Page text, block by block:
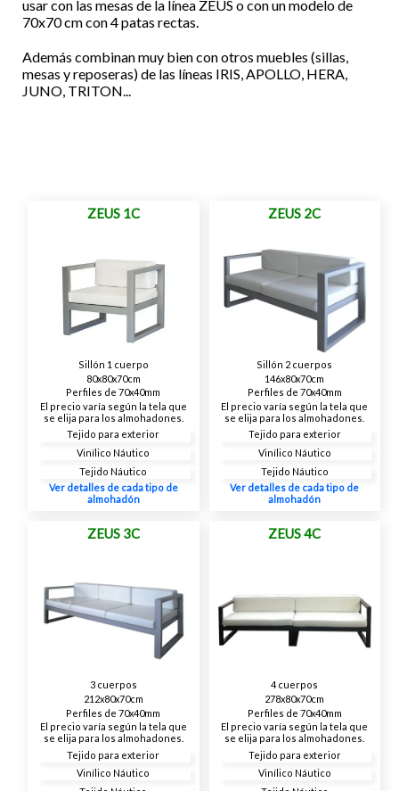
usar con las mesas de la línea ZEUS o con un modelo de
70x70 cm con 4 patas rectas.
Además combinan muy bien con otros muebles (sillas,
mesas y reposeras) de las líneas IRIS, APOLLO, HERA,
JUNO, TRITON...
ZEUS 1C
Sillón 1 cuerpo
80x80x70cm
Perfiles de 70x40mm
El precio varía según la tela que
se elija para los almohadones.
Tejido para exterior
Vinílico Náutico
Tejido Náutico
Ver detalles de cada tipo de
almohadón
ZEUS 2C
Sillón 2 cuerpos
146x80x70cm
Perfiles de 70x40mm
El precio varía según la tela que
se elija para los almohadones.
Tejido para exterior
Vinílico Náutico
Tejido Náutico
Ver detalles de cada tipo de
almohadón
ZEUS 3C
3 cuerpos
212x80x70cm
Perfiles de 70x40mm
El precio varía según la tela que
se elija para los almohadones.
Tejido para exterior
Vinílico Náutico
ZEUS 4C
4 cuerpos
278x80x70cm
Perfiles de 70x40mm
El precio varía según la tela que
se elija para los almohadones.
Tejido para exterior
Vinílico Náutico